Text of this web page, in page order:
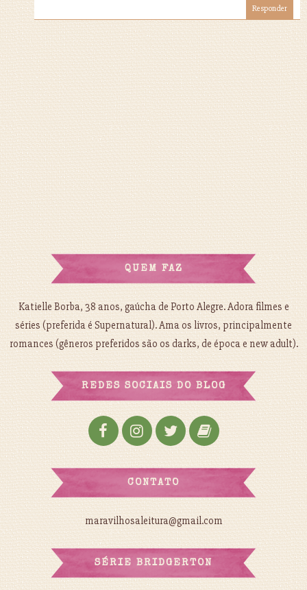
Responder
QUEM FAZ
Katielle Borba, 38 anos, gaúcha de Porto Alegre. Adora filmes e
séries (preferida é Supernatural). Ama os livros, principalmente
romances (gêneros preferidos são os darks, de época e new adult).
REDES SOCIAIS DO BLOG
CONTATO
maravilhosaleitura@gmail.com
SÉRIE BRIDGERTON